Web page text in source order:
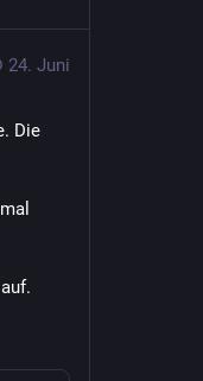
24. Juni
Die